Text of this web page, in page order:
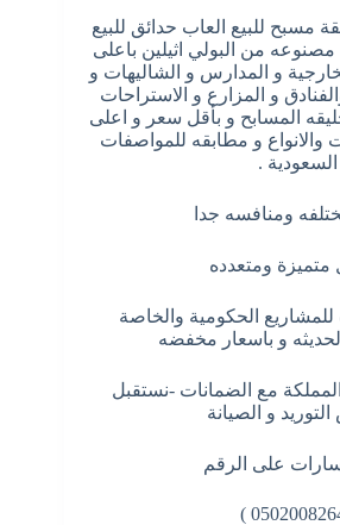
مسبح للبيع العاب حدائق للبيع
من البولي اثيلين باعلى
و المدارس و الشاليهات و
و المزارع و الاستراحات
المسابح و بأقل سعر و اعلى
والانواع و مطابقه للمواصفات
السعودية .
ومنافسه جدا
متميزة ومتعدده
للمشاريع الحكومية والخاصة
و باسعار مخفضه
مع الضمانات -نستقبل
و الصيانة
على الرقم